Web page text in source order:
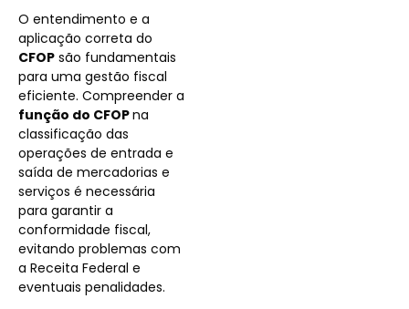
O entendimento e a
aplicação correta do
CFOP são fundamentais
para uma gestão fiscal
eficiente. Compreender a
função do CFOPna
classificação das
operações de entrada e
saída de mercadorias e
serviços é necessária
para garantir a
conformidade fiscal,
evitando problemas com
a Receita Federal e
eventuais penalidades.